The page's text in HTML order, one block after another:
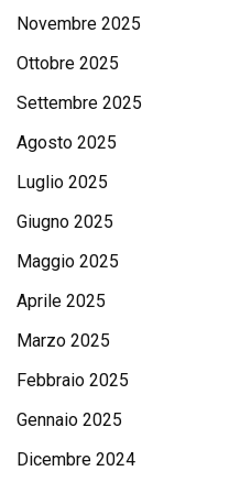
Novembre 2025
Ottobre 2025
Settembre 2025
Agosto 2025
Luglio 2025
Giugno 2025
Maggio 2025
Aprile 2025
Marzo 2025
Febbraio 2025
Gennaio 2025
Dicembre 2024